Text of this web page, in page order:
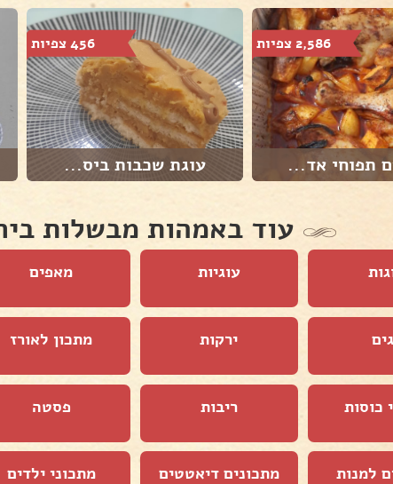
2,586 צפיות
תפוחי אד...
456 צפיות
עוגת שכבות ביס...
עוד באמהות מבשלות
עוגיות מאפים
ירקות מתכון לאורז
כוסות ריבות פסטה
למנות מתכונים דיאטטים מתכוני ילדים